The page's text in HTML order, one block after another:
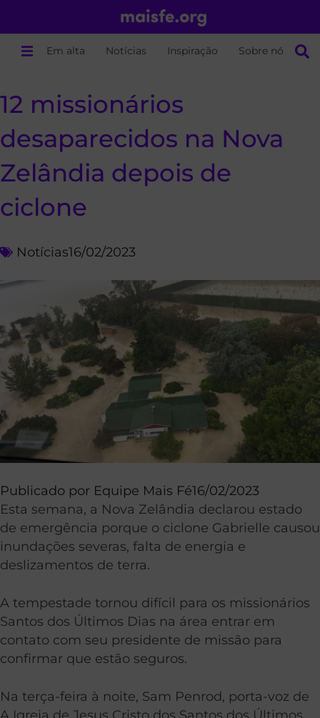
Em alta Notícias Inspiração Sobre nós
12 missionários
desaparecidos na Nova
Zelândia depois de
ciclone
Notícias16/02/2023
Publicado por Equipe Mais Fé16/02/2023
Esta semana, a Nova Zelândia declarou estado
de emergência porque o ciclone Gabrielle causou
inundações severas, falta de energia e
deslizamentos de terra.
A tempestade tornou difícil para os missionários
Santos dos Últimos Dias na área entrar em
contato com seu presidente de missão para
confirmar que estão seguros.
Na terça-feira à noite, Sam Penrod, porta-voz de
A Igreja de Jesus Cristo dos Santos dos Últimos